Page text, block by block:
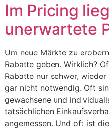
Im Pricing
unerwartete
Um neue Märkte zu
Rabatte geben. Wirklich?
Rabatte nur schwer,
gar nicht notwendig. Oft
gewachsene und
tatsächlichen
angemessen. Und oft ist